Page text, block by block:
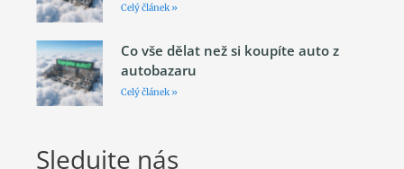
Celý článek »
Co vše dělat než si koupíte auto z
autobazaru
Celý článek »
Sledujte nás